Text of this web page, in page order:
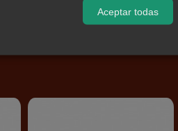
Aceptar todas